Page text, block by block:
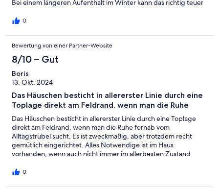
Bei einem längeren Aufenthalt im Winter kann das richtig teuer
nur beschränkt nutzbar. Vorteil der kalten Jahreszeit: Nur
belegt, daher absolute Ruhe! Wir hatten zwar keine Kinder
dabei, aber uns fiel auf, dass es keinen Spielplatz im Hafendorf
gibt.
0
Bewertung von einer Partner-Website
8/10 – Gut
Boris
13. Okt. 2024
Das Häuschen besticht in allererster Linie durch eine
Toplage direkt am Feldrand, wenn man die Ruhe
Das Häuschen besticht in allererster Linie durch eine Toplage
direkt am Feldrand, wenn man die Ruhe fernab vom
Alltagstrubel sucht. Es ist zweckmäßig, aber trotzdem recht
gemütlich eingerichtet. Alles Notwendige ist im Haus
vorhanden, wenn auch nicht immer im allerbesten Zustand
Zerpenschleuse und wir haben uns wieder ganz wunderbar
0